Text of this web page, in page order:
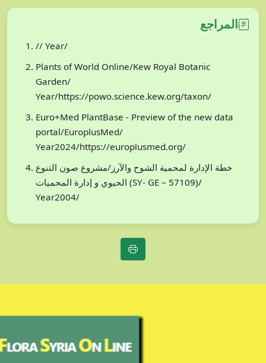
المراجع
// Year/
Plants of World Online/Kew Royal Botanic
Garden/
Year/https://powo.science.kew.org/taxon/
Euro+Med PlantBase - Preview of the new data
portal/EuroplusMed/
Year2024/https://europlusmed.org/
خطة الإدارة لمحمية الشوح والآرز/مشروع صون التنوع
الحيوي و إدارة المحميات (SY- GE – 57109)/
Year2004/